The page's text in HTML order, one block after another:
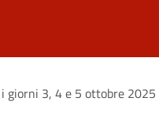
giorni 3, 4 e 5 ottobre 2025